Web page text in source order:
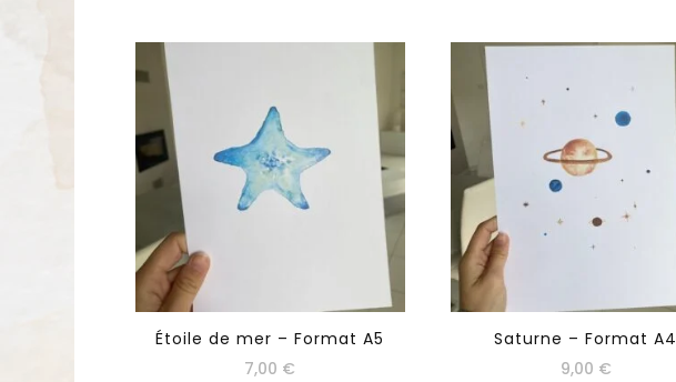
Étoile de mer – Format A5
7,00 €
Saturne – Format A4
9,00 €